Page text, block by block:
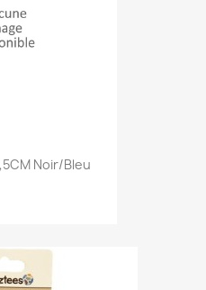
Noir/bleu